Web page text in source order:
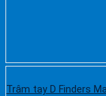
Trâm tay D Finders